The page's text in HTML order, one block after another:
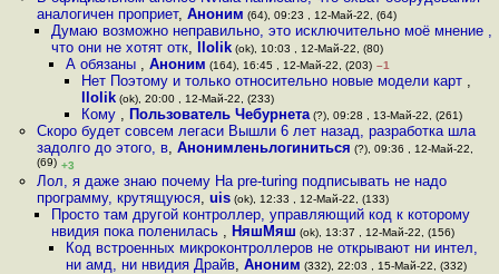
аналогичен проприет, Аноним (64), 09:23 , 12-Май-22, (64)
Думаю возможно неправильно, это исключительно моё мнение ,
что они не хотят отк, llolik(ok), 10:03 , 12-Май-22, (80)
А обязаны ,Аноним (164), 16:45 , 12-Май-22, (203) –1
Нет Поэтому и только относительно новые модели карт ,
llolik(ok), 20:00 , 12-Май-22, (233)
Кому , Пользователь Чебурнета(?), 09:28 , 13-Май-22, (261)
Скоро будет совсем легаси Вышли 6 лет назад, разработка шла
задолго до этого, в, Анонимленьлогиниться (?), 09:36 , 12-Май-22,
(69) +3
Лол, я даже знаю почему На pre-turing подписывать не надо
программу, крутящуюся, uis(ok), 12:33 , 12-Май-22, (133)
Просто там другой контроллер, управляющий код к которому
нвидия пока поленилась , НяшМяш (ok), 13:37 , 12-Май-22, (156)
Код встроенных микроконтроллеров не открывают ни интел,
ни амд, ни нвидия Драйв,Аноним (332), 22:03 , 15-Май-22, (332)